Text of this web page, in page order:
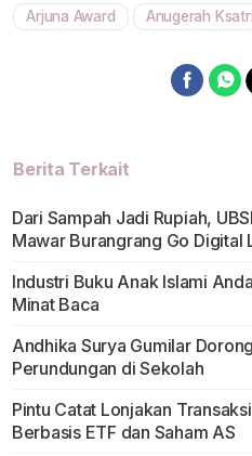
Arjuna Award Anugerah
Berita Terkait
Dari Sampah Jadi Rupiah,
Mawar Burangrang Go Digital
Industri Buku Anak Islami
Minat Baca
Andhika Surya Gumilar
Perundungan di Sekolah
Pintu Catat Lonjakan
Berbasis ETF dan Saham AS